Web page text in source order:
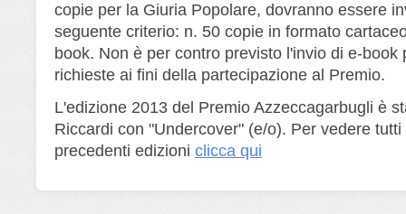
copie per la Giuria Popolare, dovranno essere
seguente criterio: n. 50 copie in formato
book. Non è per contro previsto l'invio di e-book
richieste ai fini della partecipazione al Premio.
L'edizione 2013 del Premio Azzeccagarbugli è
Riccardi con "Undercover" (e/o). Per vedere
precedenti edizioni clicca qui